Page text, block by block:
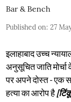
Bar & Bench
Published on: 27
इलाहाबाद उच्च
अनुसूचित जाति मोर्चा
पर अपने दोस्त - एक
हत्या का आरोप है